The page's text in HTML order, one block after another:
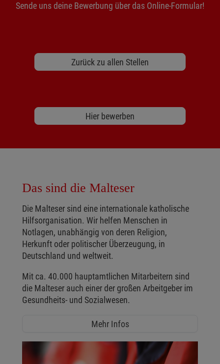
Sende uns deine Bewerbung über das Online-Formular!
Zurück zu allen Stellen
Hier bewerben
Das sind die Malteser
Die Malteser sind eine internationale katholische
Hilfsorganisation. Wir helfen Menschen in
Notlagen, unabhängig von deren Religion,
Herkunft oder politischer Überzeugung, in
Deutschland und weltweit.
Mit ca. 40.000 hauptamtlichen Mitarbeitern sind
die Malteser auch einer der großen Arbeitgeber im
Gesundheits- und Sozialwesen.
Mehr Infos